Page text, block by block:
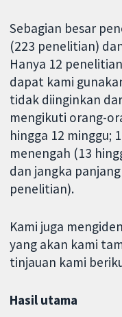
Sebagian besar
(223 penelitian)
Hanya 12
dapat kami
tidak diinginkan
mengikuti orang-
hingga 12 minggu;
menengah (13
dan jangka
penelitian).
Kami juga
yang akan kami
tinjauan kami
Hasil utama